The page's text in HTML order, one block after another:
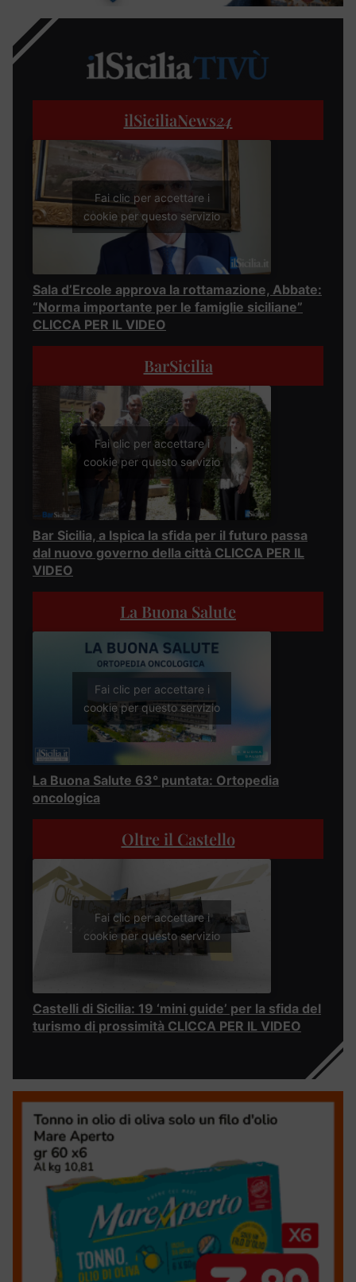
ilSiciliaNews24
Fai clic per accettare i
cookie per questo servizio
Sala d’Ercole approva la rottamazione, Abbate:
“Norma importante per le famiglie siciliane”
CLICCA PER IL VIDEO
BarSicilia
Fai clic per accettare i
cookie per questo servizio
Bar Sicilia, a Ispica la sfida per il futuro passa
dal nuovo governo della città CLICCA PER IL
VIDEO
La Buona Salute
Fai clic per accettare i
cookie per questo servizio
La Buona Salute 63° puntata: Ortopedia
oncologica
Oltre il Castello
Fai clic per accettare i
cookie per questo servizio
Castelli di Sicilia: 19 ‘mini guide’ per la sfida del
turismo di prossimità CLICCA PER IL VIDEO